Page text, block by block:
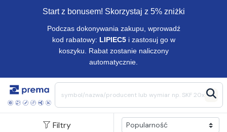
Start z bonusem! Skorzystaj z 5% zniżki
Podczas dokonywania zakupu, wprowadź
kod rabatowy: LIPIEC5 i zastosuj go w
koszyku. Rabat zostanie naliczony
automatycznie.
Filtry